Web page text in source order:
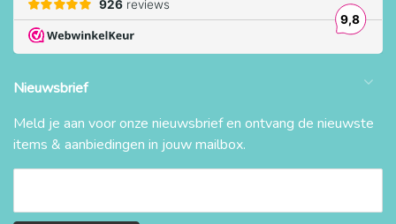
Nieuwsbrief
Meld je aan voor onze nieuwsbrief en ontvang de nieuwste
items & aanbiedingen in jouw mailbox.